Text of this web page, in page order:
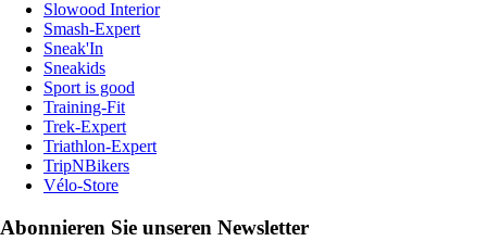
Slowood Interior
Smash-Expert
Sneak'In
Sneakids
Sport is good
Training-Fit
Trek-Expert
Triathlon-Expert
TripNBikers
Vélo-Store
Abonnieren Sie unseren Newsletter